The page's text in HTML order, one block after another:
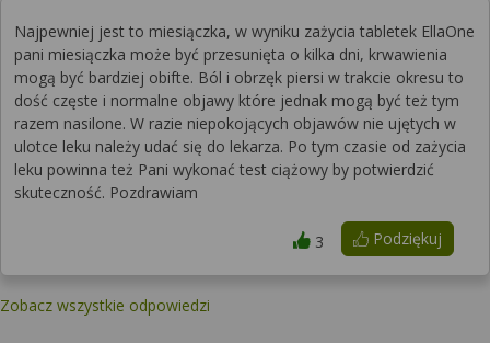
Najpewniej jest to miesiączka, w wyniku zażycia tabletek EllaOne
pani miesiączka może być przesunięta o kilka dni, krwawienia
mogą być bardziej obifte. Ból i obrzęk piersi w trakcie okresu to
dość częste i normalne objawy które jednak mogą być też tym
razem nasilone. W razie niepokojących objawów nie ujętych w
ulotce leku należy udać się do lekarza. Po tym czasie od zażycia
leku powinna też Pani wykonać test ciążowy by potwierdzić
skuteczność. Pozdrawiam
Podziękuj
3
Zobacz wszystkie odpowiedzi